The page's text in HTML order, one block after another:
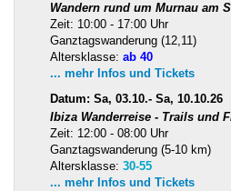
Wandern rund um Murnau am
Zeit: 10:00 - 17:00 Uhr
Ganztagswanderung (12,11)
Altersklasse: ab 40
... mehr Infos und Tickets
Datum: Sa, 03.10.- Sa, 10.10.26
Ibiza Wanderreise - Trails und
Zeit: 12:00 - 08:00 Uhr
Ganztagswanderung (5-10 km)
Altersklasse: 30-55
... mehr Infos und Tickets